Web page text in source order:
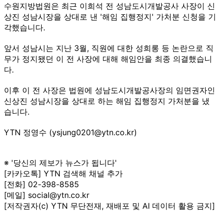
수원지방법원은 최근 이희석 전 성남도시개발공사 사장이 신
상진 성남시장을 상대로 낸 '해임 집행정지' 가처분 신청을 기
각했습니다.
앞서 성남시는 지난 3월, 직원에 대한 성희롱 등 논란으로 직
무가 정지됐던 이 전 사장에 대해 해임안을 최종 의결했습니
다.
이후 이 전 사장은 법원에 성남도시개발공사장의 임면권자인
신상진 성남시장을 상대로 하는 해임 집행정지 가처분을 냈
습니다.
YTN 정영수 (ysjung0201@ytn.co.kr)
※ '당신의 제보가 뉴스가 됩니다'
[카카오톡] YTN 검색해 채널 추가
[전화] 02-398-8585
[메일] social@ytn.co.kr
[저작권자(c) YTN 무단전재, 재배포 및 AI 데이터 활용 금지]